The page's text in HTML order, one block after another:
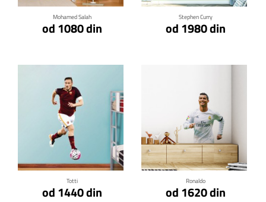
Mohamed Salah
od 1080 din
Stephen Curry
od 1980 din
Totti
od 1440 din
Klikni za detalje
Ronaldo
od 1620 din
Klikni za detalje